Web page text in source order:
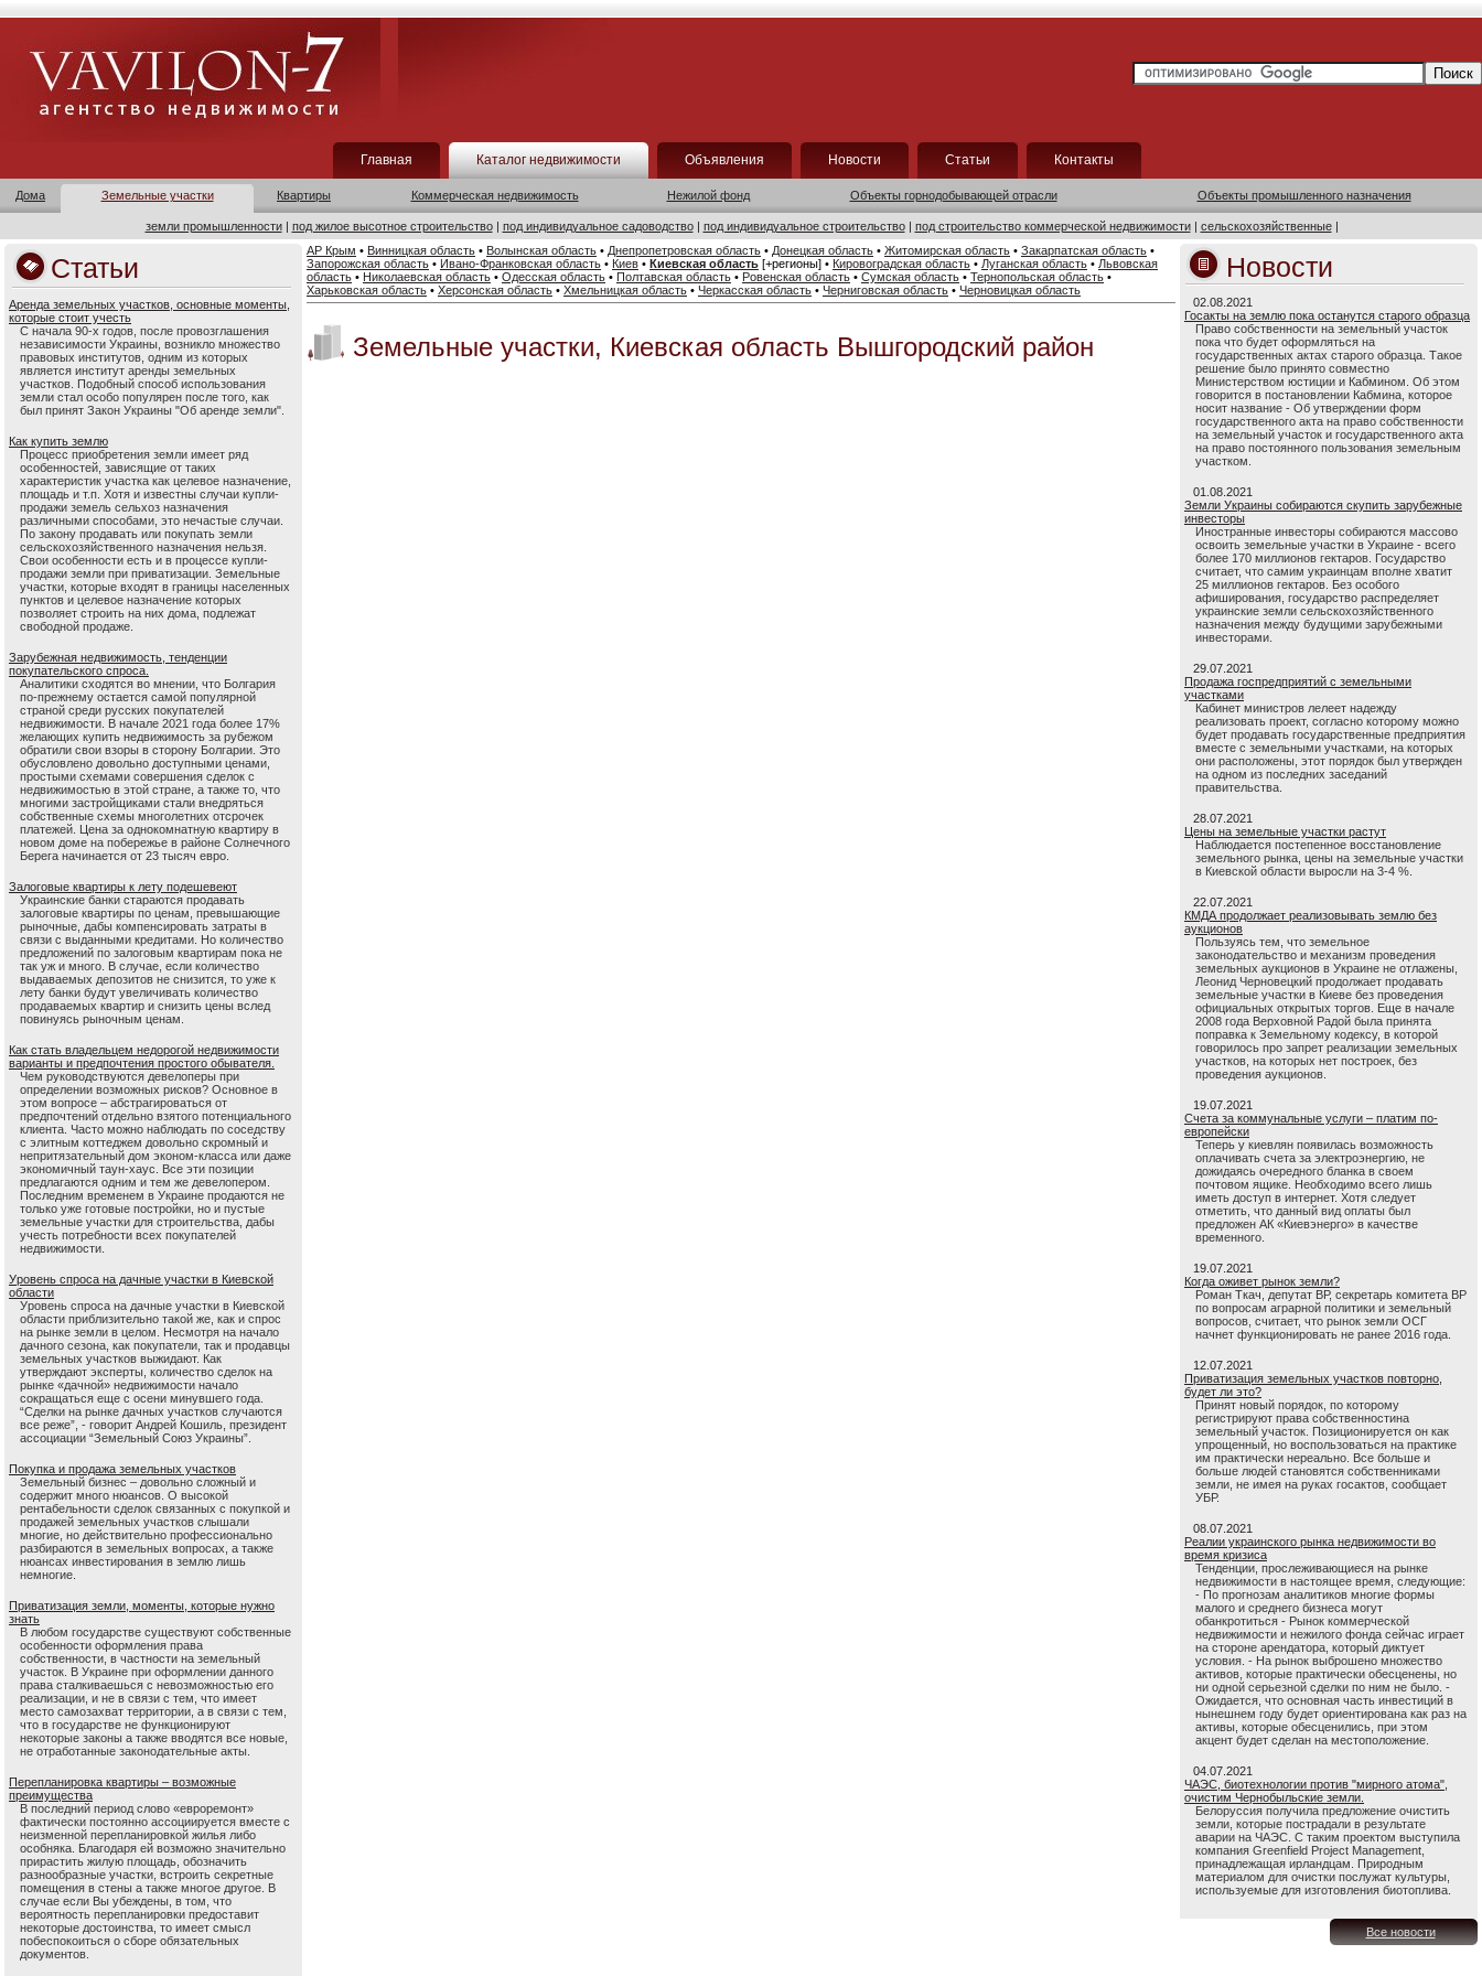
Главная Каталог недвижимости Объявления Новости Статьи Контакты
Дома Земельные участки Квартиры Коммерческая недвижимость Нежилой фонд Объекты горнодобывающей отрасли Объекты промышленного назначения
земли промышленности| под жилое высотное строительство| под индивидуальное садоводство| под индивидуальное строительство| под строительство коммерческой недвижимости| сельскохозяйственные|
Статьи
Аренда земельных участков, основные моменты,
которые стоит учесть
С начала 90-х годов, после провозглашения
независимости Украины, возникло множество
правовых институтов, одним из которых
является институт аренды земельных
участков. Подобный способ использования
земли стал особо популярен после того, как
был принят Закон Украины "Об аренде земли".
Как купить землю
Процесс приобретения земли имеет ряд
особенностей, зависящие от таких
характеристик участка как целевое назначение,
площадь и т.п. Хотя и известны случаи купли-
продажи земель сельхоз назначения
различными способами, это нечастые случаи.
По закону продавать или покупать земли
сельскохозяйственного назначения нельзя.
Свои особенности есть и в процессе купли-
продажи земли при приватизации. Земельные
участки, которые входят в границы населенных
пунктов и целевое назначение которых
позволяет строить на них дома, подлежат
свободной продаже.
Зарубежная недвижимость, тенденции
покупательского спроса.
Аналитики сходятся во мнении, что Болгария
по-прежнему остается самой популярной
страной среди русских покупателей
недвижимости. В начале 2021 года более 17%
желающих купить недвижимость за рубежом
обратили свои взоры в сторону Болгарии. Это
обусловлено довольно доступными ценами,
простыми схемами совершения сделок с
недвижимостью в этой стране, а также то, что
многими застройщиками стали внедряться
собственные схемы многолетних отсрочек
платежей. Цена за однокомнатную квартиру в
новом доме на побережье в районе Солнечного
Берега начинается от 23 тысяч евро.
Залоговые квартиры к лету подешевеют
Украинские банки стараются продавать
залоговые квартиры по ценам, превышающие
рыночные, дабы компенсировать затраты в
связи с выданными кредитами. Но количество
предложений по залоговым квартирам пока не
так уж и много. В случае, если количество
выдаваемых депозитов не снизится, то уже к
лету банки будут увеличивать количество
продаваемых квартир и снизить цены вслед
повинуясь рыночным ценам.
Как стать владельцем недорогой недвижимости
варианты и предпочтения простого обывателя.
Чем руководствуются девелоперы при
определении возможных рисков? Основное в
этом вопросе – абстрагироваться от
предпочтений отдельно взятого потенциального
клиента. Часто можно наблюдать по соседству
с элитным коттеджем довольно скромный и
непритязательный дом эконом-класса или даже
экономичный таун-хаус. Все эти позиции
предлагаются одним и тем же девелопером.
Последним временем в Украине продаются не
только уже готовые постройки, но и пустые
земельные участки для строительства, дабы
учесть потребности всех покупателей
недвижимости.
Уровень спроса на дачные участки в Киевской
области
Уровень спроса на дачные участки в Киевской
области приблизительно такой же, как и спрос
на рынке земли в целом. Несмотря на начало
дачного сезона, как покупатели, так и продавцы
земельных участков выжидают. Как
утверждают эксперты, количество сделок на
рынке «дачной» недвижимости начало
сокращаться еще с осени минувшего года.
“Сделки на рынке дачных участков случаются
все реже”, - говорит Андрей Кошиль, президент
ассоциации “Земельный Союз Украины”.
Покупка и продажа земельных участков
Земельный бизнес – довольно сложный и
содержит много нюансов. О высокой
рентабельности сделок связанных с покупкой и
продажей земельных участков слышали
многие, но действительно профессионально
разбираются в земельных вопросах, а также
нюансах инвестирования в землю лишь
немногие.
Приватизация земли, моменты, которые нужно
знать
В любом государстве существуют собственные
особенности оформления права
собственности, в частности на земельный
участок. В Украине при оформлении данного
права сталкиваешься с невозможностью его
реализации, и не в связи с тем, что имеет
место самозахват территории, а в связи с тем,
что в государстве не функционируют
некоторые законы а также вводятся все новые,
не отработанные законодательные акты.
Перепланировка квартиры – возможные
преимущества
В последний период слово «евроремонт»
фактически постоянно ассоциируется вместе с
неизменной перепланировкой жилья либо
особняка. Благодаря ей возможно значительно
прирастить жилую площадь, обозначить
разнообразные участки, встроить секретные
помещения в стены а также многое другое. В
случае если Вы убеждены, в том, что
вероятность перепланировки предоставит
некоторые достоинства, то имеет смысл
побеспокоиться о сборе обязательных
документов.
АР Крым • Винницкая область • Волынская область • Днепропетровская область • Донецкая область • Житомирская область • Закарпатская область •
Запорожская область • Ивано-Франковская область • Киев • Киевская область [+регионы] • Кировоградская область • Луганская область • Львовская
область • Николаевская область • Одесская область • Полтавская область • Ровенская область • Сумская область • Тернопольская область •
Харьковская область • Херсонская область • Хмельницкая область • Черкасская область • Черниговская область • Черновицкая область
Земельные участки, Киевская область Вышгородский район
Новости
02.08.2021
Госакты на землю пока останутся старого образца
Право собственности на земельный участок
пока что будет оформляться на
государственных актах старого образца. Такое
решение было принято совместно
Министерством юстиции и Кабмином. Об этом
говорится в постановлении Кабмина, которое
носит название - Об утверждении форм
государственного акта на право собственности
на земельный участок и государственного акта
на право постоянного пользования земельным
участком.
01.08.2021
Земли Украины собираются скупить зарубежные
инвесторы
Иностранные инвесторы собираются массово
освоить земельные участки в Украине - всего
более 170 миллионов гектаров. Государство
считает, что самим украинцам вполне хватит
25 миллионов гектаров. Без особого
афиширования, государство распределяет
украинские земли сельскохозяйственного
назначения между будущими зарубежными
инвесторами.
29.07.2021
Продажа госпредприятий с земельными
участками
Кабинет министров лелеет надежду
реализовать проект, согласно которому можно
будет продавать государственные предприятия
вместе с земельными участками, на которых
они расположены, этот порядок был утвержден
на одном из последних заседаний
правительства.
28.07.2021
Цены на земельные участки растут
Наблюдается постепенное восстановление
земельного рынка, цены на земельные участки
в Киевской области выросли на 3-4 %.
22.07.2021
КМДА продолжает реализовывать землю без
аукционов
Пользуясь тем, что земельное
законодательство и механизм проведения
земельных аукционов в Украине не отлажены,
Леонид Черновецкий продолжает продавать
земельные участки в Киеве без проведения
официальных открытых торгов. Еще в начале
2008 года Верховной Радой была принята
поправка к Земельному кодексу, в которой
говорилось про запрет реализации земельных
участков, на которых нет построек, без
проведения аукционов.
19.07.2021
Счета за коммунальные услуги – платим по-
европейски
Теперь у киевлян появилась возможность
оплачивать счета за электроэнергию, не
дожидаясь очередного бланка в своем
почтовом ящике. Необходимо всего лишь
иметь доступ в интернет. Хотя следует
отметить, что данный вид оплаты был
предложен АК «Киевэнерго» в качестве
временного.
19.07.2021
Когда оживет рынок земли?
Роман Ткач, депутат ВР, секретарь комитета ВР
по вопросам аграрной политики и земельный
вопросов, считает, что рынок земли ОСГ
начнет функционировать не ранее 2016 года.
12.07.2021
Приватизация земельных участков повторно,
будет ли это?
Принят новый порядок, по которому
регистрируют права собственностина
земельный участок. Позиционируется он как
упрощенный, но воспользоваться на практике
им практически нереально. Все больше и
больше людей становятся собственниками
земли, не имея на руках госактов, сообщает
УБР.
08.07.2021
Реалии украинского рынка недвижимости во
время кризиса
Тенденции, прослеживающиеся на рынке
недвижимости в настоящее время, следующие:
- По прогнозам аналитиков многие формы
малого и среднего бизнеса могут
обанкротиться - Рынок коммерческой
недвижимости и нежилого фонда сейчас играет
на стороне арендатора, который диктует
условия. - На рынок выброшено множество
активов, которые практически обесценены, но
ни одной серьезной сделки по ним не было. -
Ожидается, что основная часть инвестиций в
нынешнем году будет ориентирована как раз на
активы, которые обесценились, при этом
акцент будет сделан на местоположение.
04.07.2021
ЧАЭС, биотехнологии против "мирного атома",
очистим Чернобыльские земли.
Белоруссия получила предложение очистить
земли, которые пострадали в результате
аварии на ЧАЭС. С таким проектом выступила
компания Greenfield Project Management,
принадлежащая ирландцам. Природным
материалом для очистки послужат культуры,
используемые для изготовления биотоплива.
Все новости